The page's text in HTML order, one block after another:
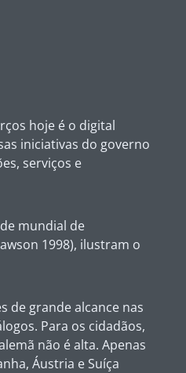
hoje é o digital
iniciativas do governo
serviços e
mundial de
1998), ilustram o
de grande alcance nas
Para os cidadãos,
não é alta. Apenas
Áustria e Suíça